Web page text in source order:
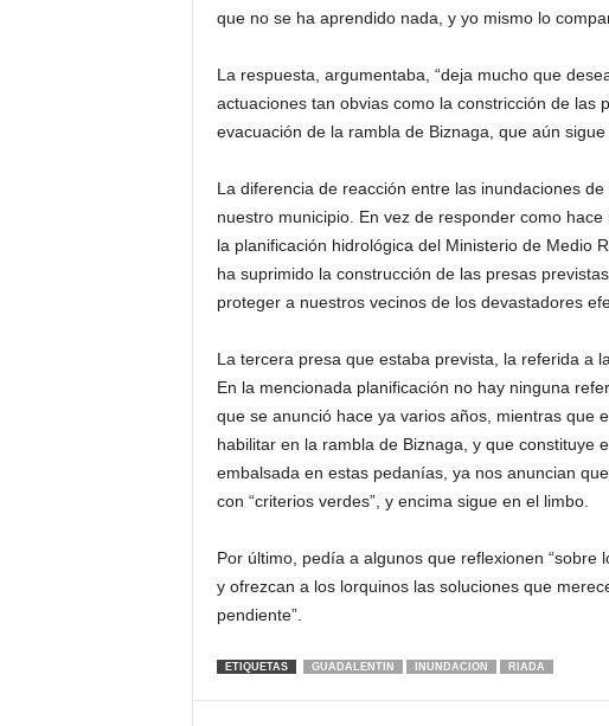
que no se ha aprendido nada, y yo mismo lo
La respuesta, argumentaba, “deja mucho que
actuaciones tan obvias como la constricción de las
evacuación de la rambla de Biznaga, que aún
La diferencia de reacción entre las inundaciones
nuestro municipio. En vez de responder como
la planificación hidrológica del Ministerio de Medio
ha suprimido la construcción de las presas
proteger a nuestros vecinos de los devastadores
La tercera presa que estaba prevista, la referida a
En la mencionada planificación no hay ninguna
que se anunció hace ya varios años, mientras que
habilitar en la rambla de Biznaga, y que constituye
embalsada en estas pedanías, ya nos anuncian
con “criterios verdes”, y encima sigue en el limbo.
Por último, pedía a algunos que reflexionen
y ofrezcan a los lorquinos las soluciones que
pendiente”.
ETIQUETAS GUADALENTIN INUNDACION RIADA